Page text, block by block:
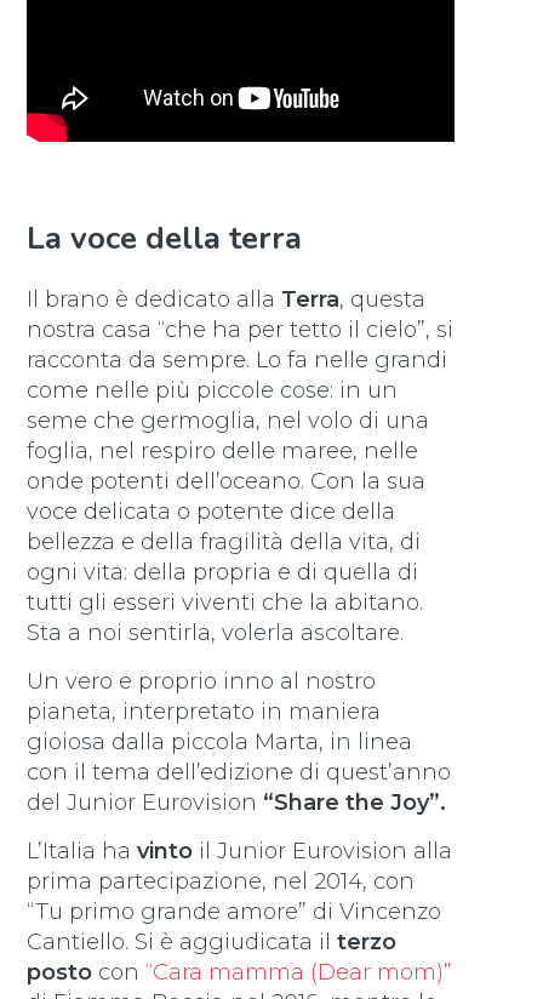
La voce della terra
Il brano è dedicato alla Terra, questa
nostra casa “che ha per tetto il cielo”, si
racconta da sempre. Lo fa nelle grandi
come nelle più piccole cose: in un
seme che germoglia, nel volo di una
foglia, nel respiro delle maree, nelle
onde potenti dell’oceano. Con la sua
voce delicata o potente dice della
bellezza e della fragilità della vita, di
ogni vita: della propria e di quella di
tutti gli esseri viventi che la abitano.
Sta a noi sentirla, volerla ascoltare.
Un vero e proprio inno al nostro
pianeta, interpretato in maniera
gioiosa dalla piccola Marta, in linea
con il tema dell’edizione di quest’anno
del Junior Eurovision “Share the Joy”.
L’Italia havinto il Junior Eurovision alla
prima partecipazione, nel 2014, con
“Tu primo grande amore” di Vincenzo
Cantiello. Si è aggiudicata ilterzo
posto con “Cara mamma (Dear mom)”